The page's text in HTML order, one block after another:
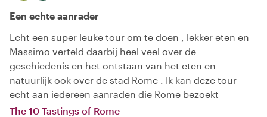
Een echte aanrader
Echt een super leuke tour om te doen , lekker eten en
Massimo verteld daarbij heel veel over de
geschiedenis en het ontstaan van het eten en
natuurlijk ook over de stad Rome . Ik kan deze tour
echt aan iedereen aanraden die Rome bezoekt
The 10 Tastings of Rome